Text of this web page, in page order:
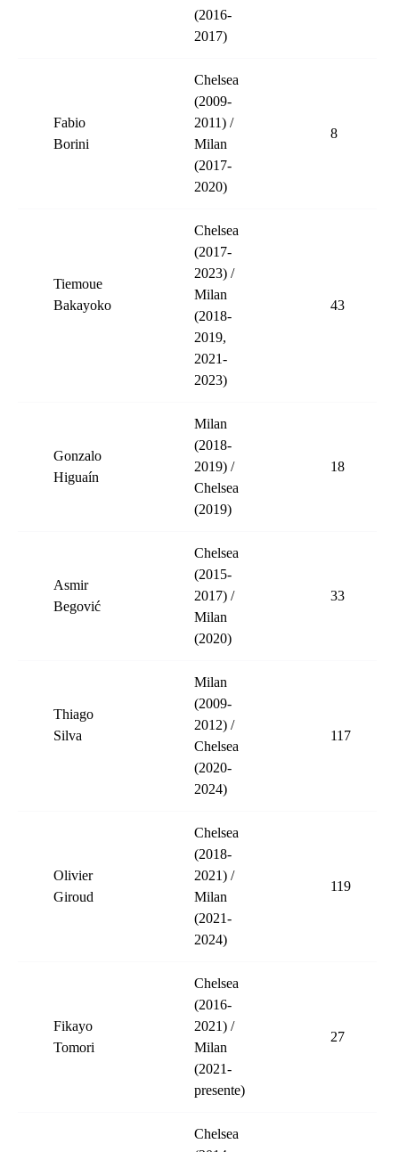
(2016-
2017)
Fabio
Borini
Chelsea
(2009-
2011) /
Milan
(2017-
2020)
8
Tiemoue
Bakayoko
Chelsea
(2017-
2023) /
Milan
(2018-
2019,
2021-
2023)
43
Gonzalo
Higuaín
Milan
(2018-
2019) /
Chelsea
(2019)
18
Asmir
Begović
Chelsea
(2015-
2017) /
Milan
(2020)
33
Thiago
Silva
Milan
(2009-
2012) /
Chelsea
(2020-
2024)
117
Olivier
Giroud
Chelsea
(2018-
2021) /
Milan
(2021-
2024)
119
Fikayo
Tomori
Chelsea
(2016-
2021) /
Milan
(2021-
presente)
27
Chelsea